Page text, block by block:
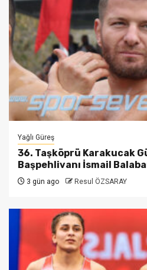
Yağlı Güreş
36. Taşköprü Karakucak
Başpehlivanı İsmail
3 gün ago Resul ÖZSARAY